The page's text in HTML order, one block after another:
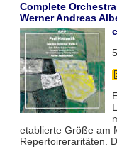
Complete
Werner Andreas
etablierte Größe am
Repertoireraritäten.